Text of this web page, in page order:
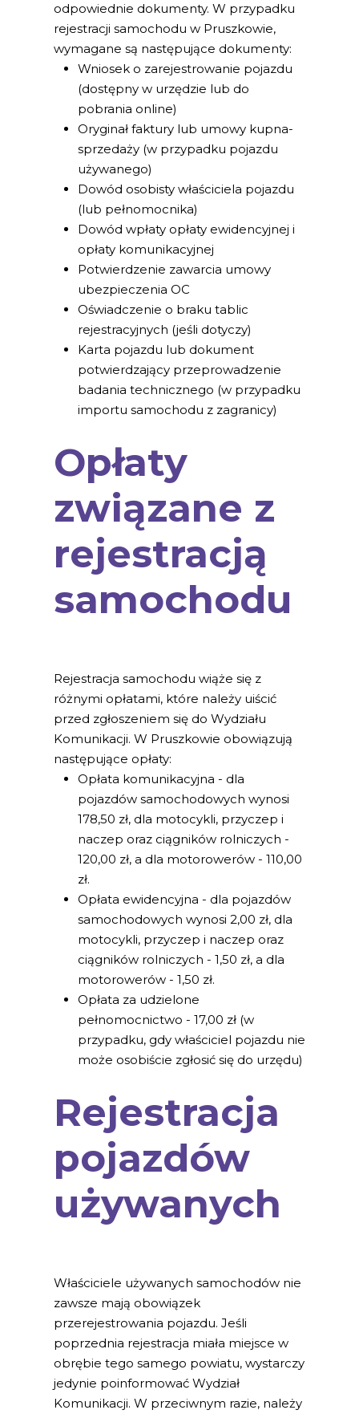
odpowiednie dokumenty. W przypadku
rejestracji samochodu w Pruszkowie,
wymagane są następujące dokumenty:
Wniosek o zarejestrowanie pojazdu
(dostępny w urzędzie lub do
pobrania online)
Oryginał faktury lub umowy kupna-
sprzedaży (w przypadku pojazdu
używanego)
Dowód osobisty właściciela pojazdu
(lub pełnomocnika)
Dowód wpłaty opłaty ewidencyjnej i
opłaty komunikacyjnej
Potwierdzenie zawarcia umowy
ubezpieczenia OC
Oświadczenie o braku tablic
rejestracyjnych (jeśli dotyczy)
Karta pojazdu lub dokument
potwierdzający przeprowadzenie
badania technicznego (w przypadku
importu samochodu z zagranicy)
Opłaty
związane z
rejestracją
samochodu
Rejestracja samochodu wiąże się z
różnymi opłatami, które należy uiścić
przed zgłoszeniem się do Wydziału
Komunikacji. W Pruszkowie obowiązują
następujące opłaty:
Opłata komunikacyjna - dla
pojazdów samochodowych wynosi
178,50 zł, dla motocykli, przyczep i
naczep oraz ciągników rolniczych -
120,00 zł, a dla motorowerów - 110,00
zł.
Opłata ewidencyjna - dla pojazdów
samochodowych wynosi 2,00 zł, dla
motocykli, przyczep i naczep oraz
ciągników rolniczych - 1,50 zł, a dla
motorowerów - 1,50 zł.
Opłata za udzielone
pełnomocnictwo - 17,00 zł (w
przypadku, gdy właściciel pojazdu nie
może osobiście zgłosić się do urzędu)
Rejestracja
pojazdów
używanych
Właściciele używanych samochodów nie
zawsze mają obowiązek
przerejestrowania pojazdu. Jeśli
poprzednia rejestracja miała miejsce w
obrębie tego samego powiatu, wystarczy
jedynie poinformować Wydział
Komunikacji. W przeciwnym razie, należy